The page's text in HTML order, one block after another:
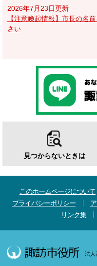
2026年7月23日更新
【注意喚起情報】市長の名
さい
見つからないときは
このホームページについて
プライバシーポリシー
リンク集
法人